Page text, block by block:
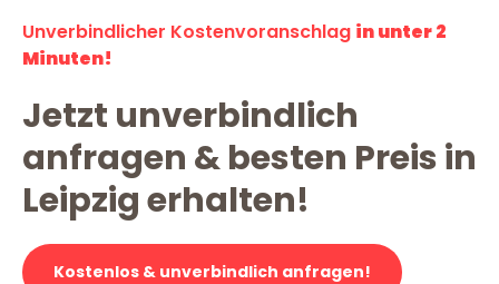
Unverbindlicher Kostenvoranschlag in unter 2
Minuten!
Jetzt unverbindlich
anfragen & besten Preis in
Leipzig erhalten!
Kostenlos & unverbindlich anfragen!